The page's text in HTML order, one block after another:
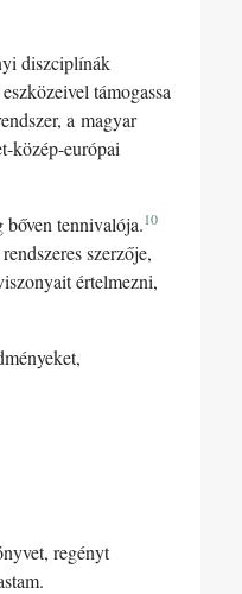
diszciplínák
támogassa
a magyar
közép-európai
tennivalója.10
szerzője,
értelmezni,
regényt